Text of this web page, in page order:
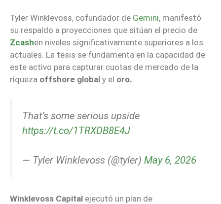
Tyler Winklevoss, cofundador de Gemini, manifestó
su respaldo a proyecciones que sitúan el precio de
Zcashen niveles significativamente superiores a los
actuales. La tesis se fundamenta en la capacidad de
este activo para capturar cuotas de mercado de la
riqueza offshore global y el oro.
That’s some serious upside
https://t.co/1TRXDB8E4J
— Tyler Winklevoss (@tyler) May 6, 2026
Winklevoss Capital ejecutó un plan de